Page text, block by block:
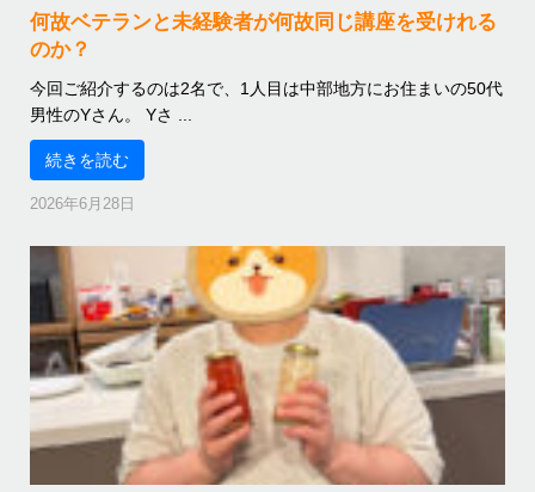
何故ベテランと未経験者が何故同じ講座を受けれる
のか？
今回ご紹介するのは2名で、1人目は中部地方にお住まいの50代
男性のYさん。 Yさ ...
続きを読む
2026年6月28日